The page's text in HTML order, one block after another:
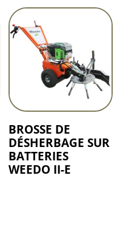
BROSSE DE
DÉSHERBAGE SUR
BATTERIES
WEEDO II-E